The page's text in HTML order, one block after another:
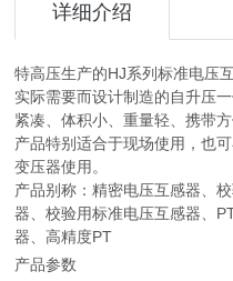
详细介绍
特高压生产的HJ系列标准电压
实际需要而设计制造的自升压
紧凑、体积小、重量轻、携带
产品特别适合于现场使用，也
变压器使用。
产品别称：精密电压互感器、
器、校验用标准电压互感器、
器、高精度PT
产品参数